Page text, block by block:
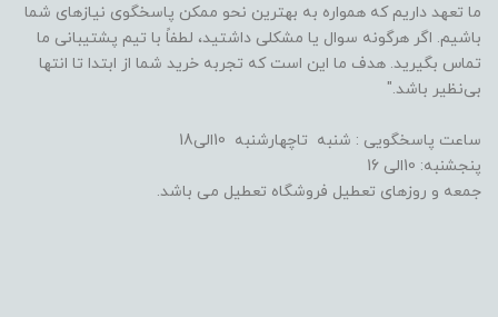
ما تعهد داریم که همواره به بهترین نحو ممکن پاسخگوی نیازهای شما
باشیم. اگر هرگونه سوال یا مشکلی داشتید، لطفاً با تیم پشتیبانی ما
تماس بگیرید. هدف ما این است که تجربه خرید شما از ابتدا تا انتها
بی‌نظیر باشد."
ساعت پاسخگویی : شنبه تاچهارشنبه 10الی18
پنجشنبه: 10الی 16
جمعه و روزهای تعطیل فروشگاه تعطیل می باشد.